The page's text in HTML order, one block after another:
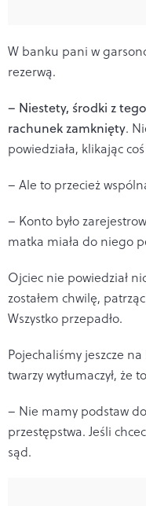
W banku pani w
rezerwą.
– Niestety, środki z
rachunek zamknięty.
powiedziała, klikając
– Ale to przecież
– Konto było
matka miała do niego
Ojciec nie powiedział
zostałem chwilę,
Wszystko przepadło.
Pojechaliśmy jeszcze
twarzy wytłumaczył, że
– Nie mamy podstaw
przestępstwa. Jeśli
sąd.